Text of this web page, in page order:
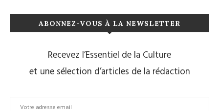
ABONNEZ-VOUS À LA NEWSLETTER
Recevez l’Essentiel de la Culture
et une sélection d’articles de la rédaction